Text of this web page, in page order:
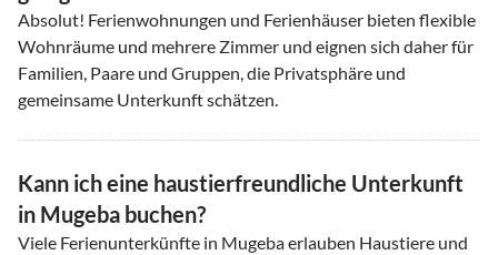
Absolut! Ferienwohnungen und Ferienhäuser bieten flexible
Wohnräume und mehrere Zimmer und eignen sich daher für
Familien, Paare und Gruppen, die Privatsphäre und
gemeinsame Unterkunft schätzen.
Kann ich eine haustierfreundliche Unterkunft
in Mugeba buchen?
Viele Ferienunterkünfte in Mugeba erlauben Haustiere und